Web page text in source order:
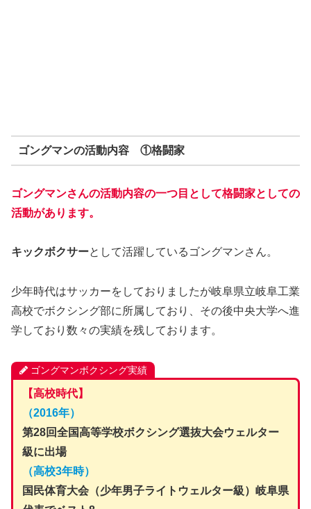
ゴングマンの活動内容 ①格闘家
ゴングマンさんの活動内容の一つ目として格闘家としての
活動があります。
キックボクサーとして活躍しているゴングマンさん。
少年時代はサッカーをしておりましたが岐阜県立岐阜工業
高校でボクシング部に所属しており、その後中央大学へ進
学しており数々の実績を残しております。
ゴングマンボクシング実績
【高校時代】
（2016年）
第28回全国高等学校ボクシング選抜大会ウェルター
級に出場
（高校3年時）
国民体育大会（少年男子ライトウェルター級）岐阜県